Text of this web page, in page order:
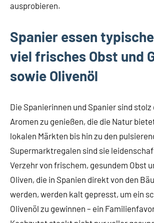
ausprobieren.
Spanier essen
viel frisches Obst und
sowie Olivenöl
Die Spanierinnen und Spanier sind stolz
Aromen zu genießen, die die Natur
lokalen Märkten bis hin zu den
Supermarktregalen sind sie
Verzehr von frischem, gesundem Obst
Oliven, die in Spanien direkt von den
werden, werden kalt gepresst, um ein
Olivenöl zu gewinnen – ein